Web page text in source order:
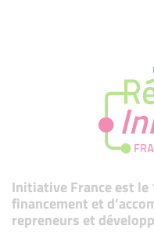
Initiative France est le
financement et
repreneurs et